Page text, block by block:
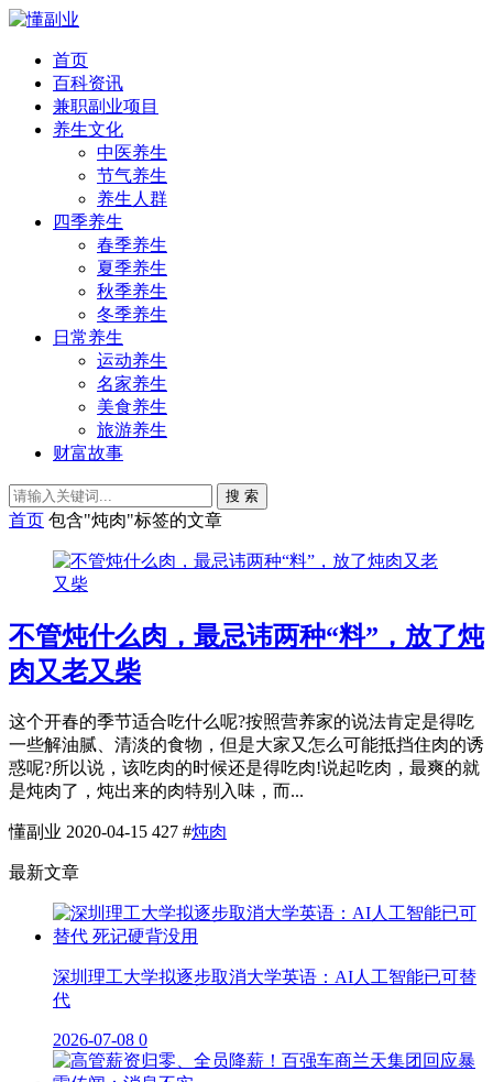
首页
百科资讯
兼职副业项目
养生文化
中医养生
节气养生
养生人群
四季养生
春季养生
夏季养生
秋季养生
冬季养生
日常养生
运动养生
名家养生
美食养生
旅游养生
财富故事
搜 索
首页 包含"炖肉"标签的文章
不管炖什么肉，最忌讳两种“料”，放了炖
肉又老又柴
这个开春的季节适合吃什么呢?按照营养家的说法肯定是得吃
一些解油腻、清淡的食物，但是大家又怎么可能抵挡住肉的诱
惑呢?所以说，该吃肉的时候还是得吃肉!说起吃肉，最爽的就
是炖肉了，炖出来的肉特别入味，而...
懂副业 2020-04-15 427 #炖肉
最新文章
深圳理工大学拟逐步取消大学英语：AI人工智能已可替
代
2026-07-08 0